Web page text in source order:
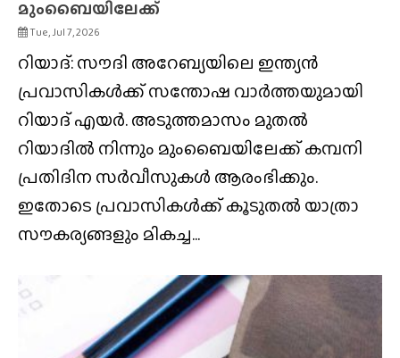
മുംബൈയിലേക്ക്
Tue, Jul 7, 2026
റിയാദ്: സൗദി അറേബ്യയിലെ ഇന്ത്യൻ
പ്രവാസികൾക്ക് സന്തോഷ വാർത്തയുമായി
റിയാദ് എയർ. അടുത്തമാസം മുതൽ
റിയാദിൽ നിന്നും മുംബൈയിലേക്ക് കമ്പനി
പ്രതിദിന സർവീസുകൾ ആരംഭിക്കും.
ഇതോടെ പ്രവാസികൾക്ക് കൂടുതൽ യാത്രാ
സൗകര്യങ്ങളും മികച്ച...